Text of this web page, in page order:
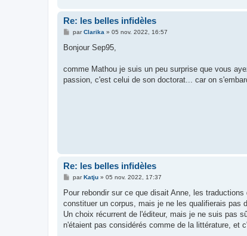
Re: les belles infidèles
M
s
g
parClarika» 05 nov. 2022, 16:57
Bonjour Sep95,
comme Mathou je suis un peu surprise que vous
passion, c'est celui de son doctorat... car on
Re: les belles infidèles
M
s
a
g
par Katju» 05 nov. 2022, 17:37
Pour rebondir sur ce que disait Anne, les
constituer un corpus, mais je ne les qualifierais pas
Un choix récurrent de l'éditeur, mais je ne suis pas
n'étaient pas considérés comme de la littérature, et